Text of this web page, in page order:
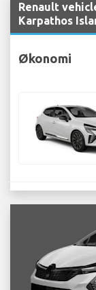
Renault
Karpathos
Økonomi